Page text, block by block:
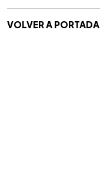
VOLVER A PORTADA